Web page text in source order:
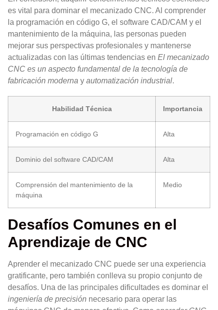
es vital para dominar el mecanizado CNC. Al comprender
la programación en código G, el software CAD/CAM y el
mantenimiento de la máquina, las personas pueden
mejorar sus perspectivas profesionales y mantenerse
actualizadas con las últimas tendencias en El mecanizado
CNC es un aspecto fundamental de la tecnología de
fabricación moderna y automatización industrial.
Habilidad Técnica Importancia
Programación en código G Alta
Dominio del software CAD/CAM Alta
Comprensión del mantenimiento de la
máquina
Medio
Desafíos Comunes en el
Aprendizaje de CNC
Aprender el mecanizado CNC puede ser una experiencia
gratificante, pero también conlleva su propio conjunto de
desafíos. Una de las principales dificultades es dominar el
ingeniería de precisión necesario para operar las